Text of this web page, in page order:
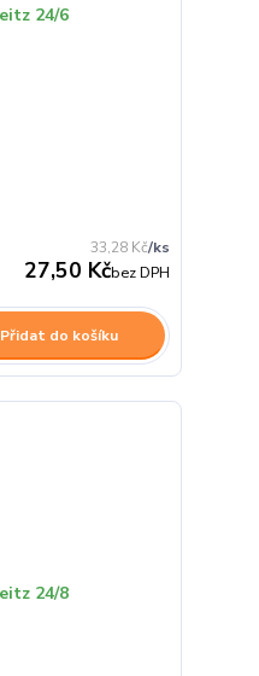
33,28 Kč/ks
27,50 Kčbez DPH
Přidat do košíku